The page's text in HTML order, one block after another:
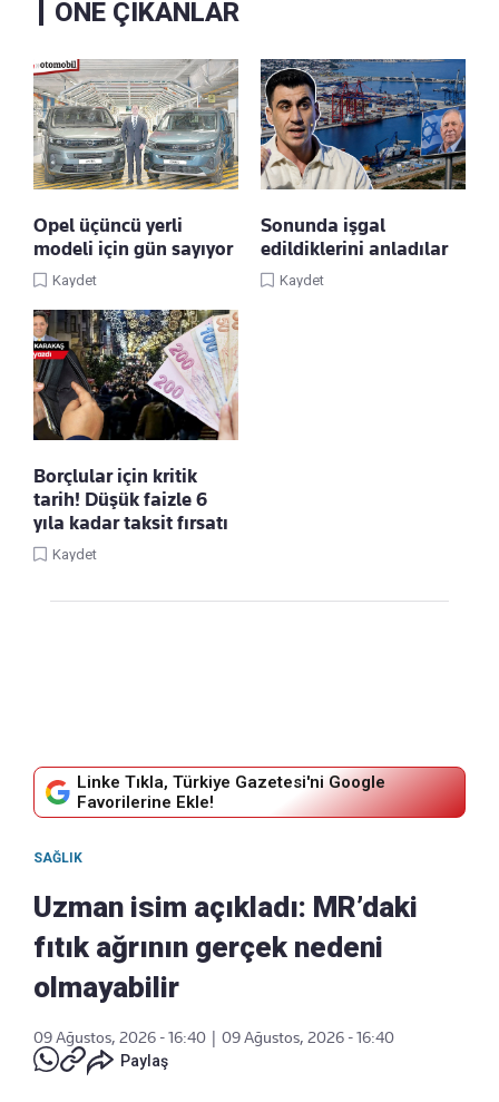
ÖNE ÇIKANLAR
Opel üçüncü yerli
modeli için gün sayıyor
Kaydet
Sonunda işgal
edildiklerini anladılar
Kaydet
Borçlular için kritik
tarih! Düşük faizle 6
yıla kadar taksit fırsatı
Kaydet
Linke Tıkla, Türkiye Gazetesi'ni Google
Favorilerine Ekle!
SAĞLIK
Uzman isim açıkladı: MR’daki
fıtık ağrının gerçek nedeni
olmayabilir
09 Ağustos, 2026 - 16:40
09 Ağustos, 2026 - 16:40
Paylaş